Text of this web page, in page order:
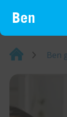
¡
Home Ben